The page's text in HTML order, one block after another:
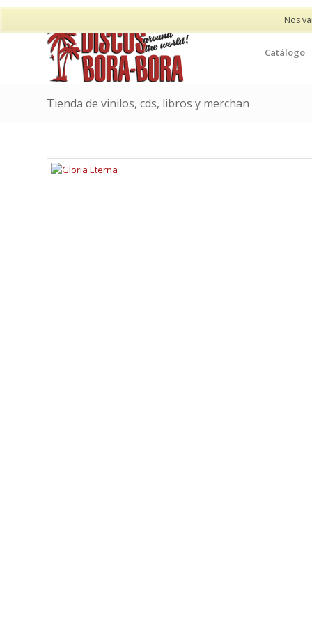
Nos
Catálogo
Tienda de vinilos, cds, libros y merchan